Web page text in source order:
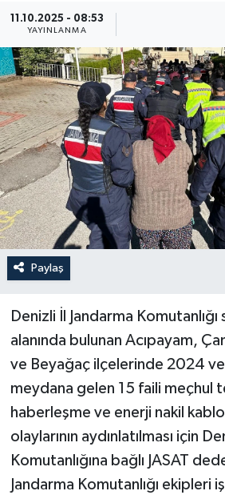
11.10.2025 - 08:53
YAYINLANMA
Paylaş
Denizli İl Jandarma
alanında bulunan Acıpayam,
ve Beyağaç ilçelerinde 2024 ve
meydana gelen 15 faili meçhul
haberleşme ve enerji nakil
olaylarının aydınlatılması için
Komutanlığına bağlı JASAT
Jandarma Komutanlığı ekipleri
Kültür & Sanat
Magazin
Resmi İlan
Sağlık & Yaşam
Siyaset
Spor